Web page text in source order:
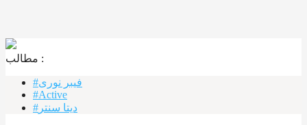
مطالب :‌ ‌‌
#فیبر نوری
#Active
#دیتا سنتر